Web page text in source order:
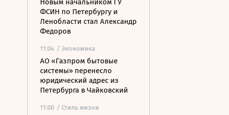
Новым начальником ГУ
ФСИН по Петербургу и
Ленобласти стал Александр
Федоров
11:04 / Экономика
АО «Газпром бытовые
системы» перенесло
юридический адрес из
Петербурга в Чайковский
11:00 / Стиль жизни